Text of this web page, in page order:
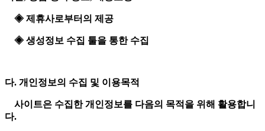
◈ 제휴사로부터의 제공
◈ 생성정보 수집 툴을 통한 수집
다. 개인정보의 수집 및 이용목적
사이트은 수집한 개인정보를 다음의 목적을 위해 활용합니
다.